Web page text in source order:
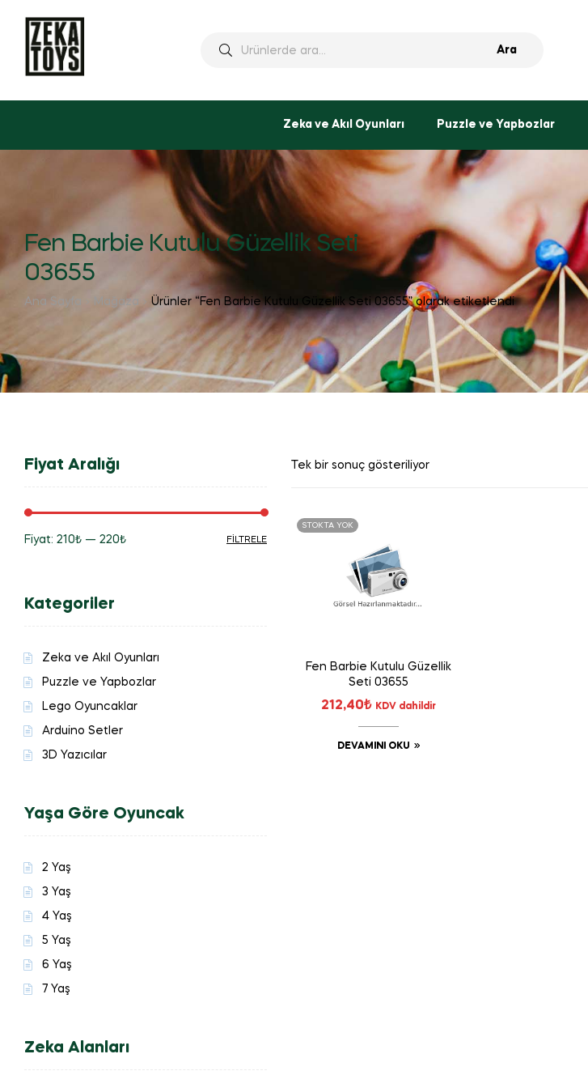
Ara
Zeka ve Akıl Oyunları Puzzle ve Yapbozlar
Fen Barbie Kutulu Güzellik Seti
03655
Ana Sayfa Mağaza Ürünler “Fen Barbie Kutulu Güzellik Seti 03655” olarak etiketlendi
Tek bir sonuç gösteriliyor
STOKTA YOK
Fen Barbie Kutulu Güzellik
Seti 03655
212,40₺ KDV dahildir
DEVAMINI OKU
Fiyat Aralığı
FILTRELE
Fiyat: 210₺ — 220₺
Kategoriler
Zeka ve Akıl Oyunları
Puzzle ve Yapbozlar
Lego Oyuncaklar
Arduino Setler
3D Yazıcılar
Yaşa Göre Oyuncak
2 Yaş
3 Yaş
4 Yaş
5 Yaş
6 Yaş
7 Yaş
Zeka Alanları